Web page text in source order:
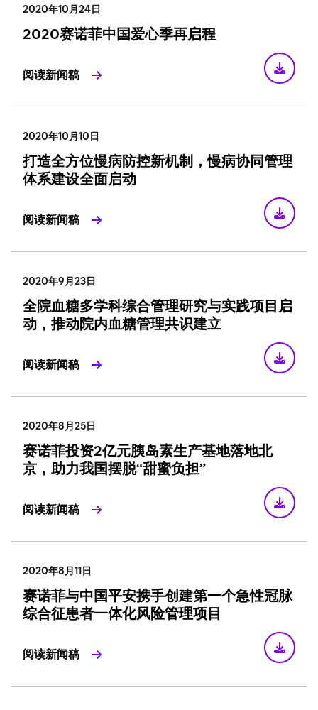
2020年10月24日
2020赛诺菲中国爱心季再启程
阅读新闻稿
2020年10月10日
打造全方位慢病防控新机制，慢病协同管理
体系建设全面启动
阅读新闻稿
2020年9月23日
全院血糖多学科综合管理研究与实践项目启
动，推动院内血糖管理共识建立
阅读新闻稿
2020年8月25日
赛诺菲投资2亿元胰岛素生产基地落地北
京，助力我国摆脱“甜蜜负担”
阅读新闻稿
2020年8月11日
赛诺菲与中国平安携手创建第一个急性冠脉
综合征患者一体化风险管理项目
阅读新闻稿